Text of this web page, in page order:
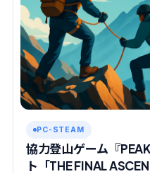
PC-STEAM
協力登山ゲーム『
ト「THE FINAL